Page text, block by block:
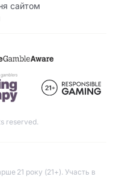
сайтом
reserved.
21 року (21+). Участь в